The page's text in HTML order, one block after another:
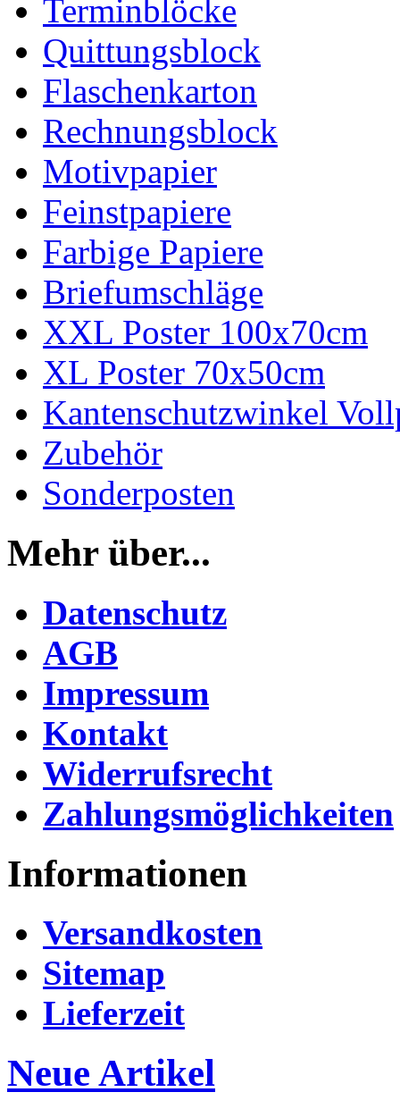
Terminblöcke
Quittungsblock
Flaschenkarton
Rechnungsblock
Motivpapier
Feinstpapiere
Farbige Papiere
Briefumschläge
XXL Poster 100x70cm
XL Poster 70x50cm
Kantenschutzwinkel
Zubehör
Sonderposten
Mehr über...
Datenschutz
AGB
Impressum
Kontakt
Widerrufsrecht
Zahlungsmöglichkeiten
Informationen
Versandkosten
Sitemap
Lieferzeit
Neue Artikel